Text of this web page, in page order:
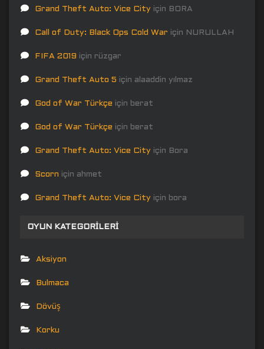
Grand Theft Auto: Vice City için BORA
Call of Duty: Black Ops Cold War için NURULLAH
FIFA 2019 için rüzgar
Grand Theft Auto 5 için alaaddin yılmaz
God of War Türkçe için berat
God of War Türkçe için berat
Grand Theft Auto: Vice City için Bora
Scorn için ahmet
Grand Theft Auto: Vice City için bora
OYUN KATEGORILERI
Aksiyon
Bulmaca
Dövüş
Korku